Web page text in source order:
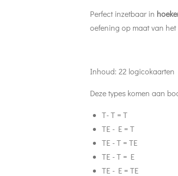
Perfect inzetbaar in
oefening op maat van het
Inhoud: 22 logicokaarten
Deze types komen aan
T- T = T
TE - E = T
TE - T = TE
TE - T = E
TE - E = TE